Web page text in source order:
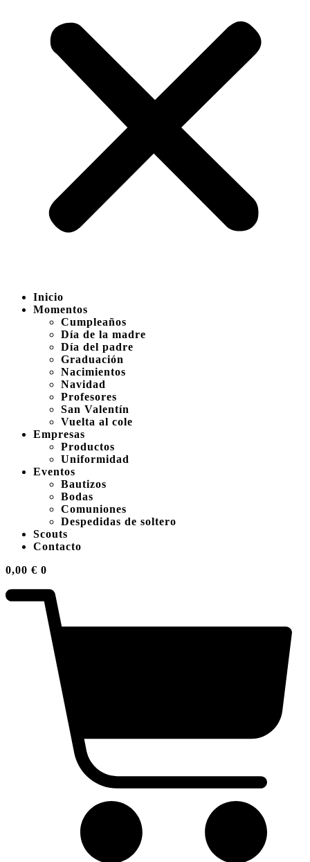
Inicio
Momentos
Cumpleaños
Día de la madre
Día del padre
Graduación
Nacimientos
Navidad
Profesores
San Valentín
Vuelta al cole
Empresas
Productos
Uniformidad
Eventos
Bautizos
Bodas
Comuniones
Despedidas de soltero
Scouts
Contacto
0,00 € 0